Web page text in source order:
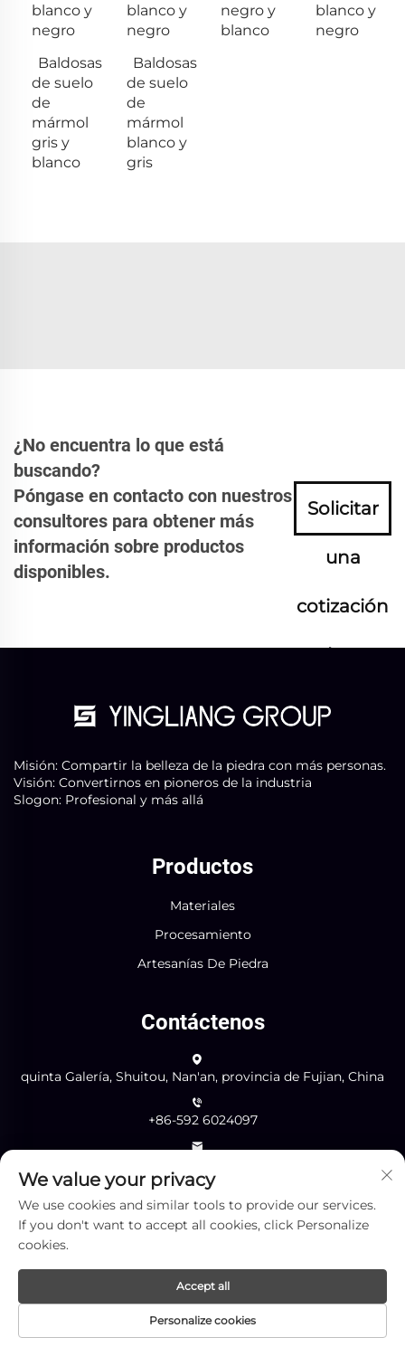
blanco y
negro
blanco y
negro
negro y
blanco
blanco y
negro
Baldosas
de suelo
de
mármol
gris y
blanco
Baldosas
de suelo
de
mármol
blanco y
gris
¿No encuentra lo que está
buscando?
Póngase en contacto con nuestros
consultores para obtener más
información sobre productos
disponibles.
Solicitar
una
cotización
ahora
Misión: Compartir la belleza de la piedra con más personas.
Visión: Convertirnos en pioneros de la industria
Slogon: Profesional y más allá
Productos
Materiales
Procesamiento
Artesanías De Piedra
Contáctenos
quinta Galería, Shuitou, Nan'an, provincia de Fujian, China
+86-592 6024097
Enviar
Copyright © Xiamen Yingliang Stone Co., Ltd. Todos los
derechos reservados - Política de privacidad
We value your privacy
We use cookies and similar tools to provide our services.
If you don't want to accept all cookies, click Personalize
cookies.
Personalize cookies
Accept all